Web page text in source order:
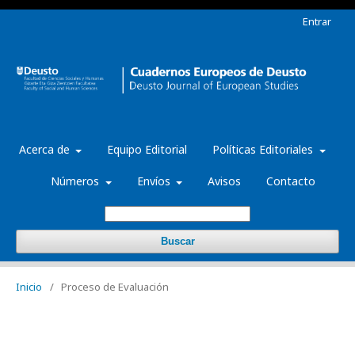
Acerca de Equipo Editorial Políticas Editoriales
Números Envíos Avisos Contacto
Buscar
Entrar
Inicio / Proceso de Evaluación